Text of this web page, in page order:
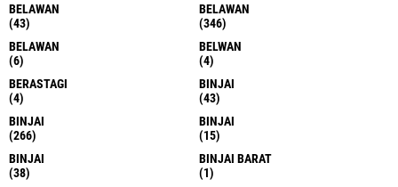
BELAWAN
(43)
BELAWAN
(346)
BELAWAN
(6)
BELWAN
(4)
BERASTAGI
(4)
BINJAI
(43)
BINJAI
(266)
BINJAI
(15)
BINJAI
(38)
BINJAI BARAT
(1)